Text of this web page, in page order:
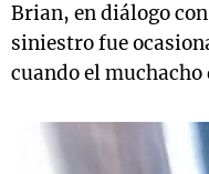
Brian, en diálogo con
siniestro fue
cuando el